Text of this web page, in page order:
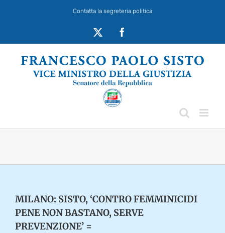
Contatta la segreteria politica
MILANO: SISTO, ‘CONTRO FEMMINICIDI
PENE NON BASTANO, SERVE
PREVENZIONE’ =